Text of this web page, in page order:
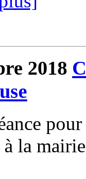
2018
la